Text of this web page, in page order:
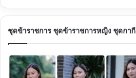
ชุดข้าราชการ ชุดข้าราชการหญิง ชุดกากี